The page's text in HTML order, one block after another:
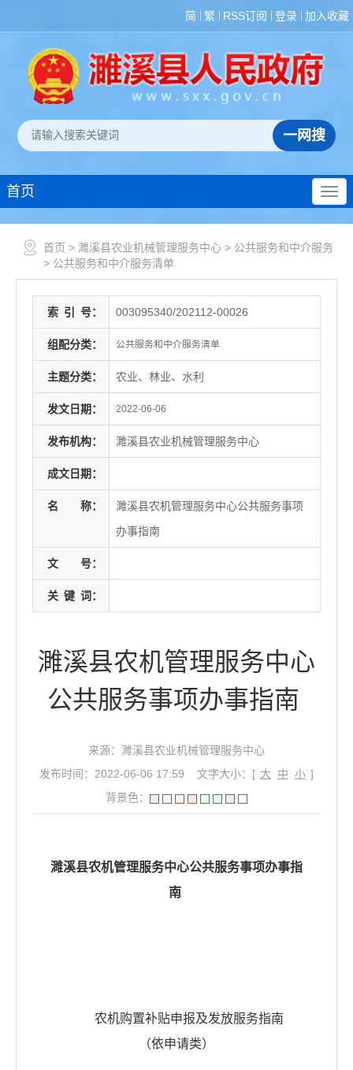
简 繁 RSS订阅 登录 加入收藏
首页
首页 > 濉溪县农业机械管理服务中心 > 公共服务和中介服务
> 公共服务和中介服务清单
索 引 号： 003095340/202112-00026
组配分类： 公共服务和中介服务清单
主题分类： 农业、林业、水利
发文日期： 2022-06-06
发布机构： 濉溪县农业机械管理服务中心
成文日期：
名 称：
濉溪县农机管理服务中心公共服务事项
办事指南
文 号：
关 键 词：
濉溪县农机管理服务中心
公共服务事项办事指南
来源：濉溪县农业机械管理服务中心
发布时间：2022-06-06 17:59
文字大小：[ 大 中 小 ]
背景色：
濉溪县农机管理服务中心公共服务事项办事指
南
农机购置补贴申报及发放服务指南
（依申请类）